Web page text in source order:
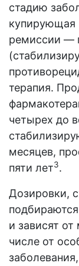
стадию
купирующая
ремиссии —
терапия.
четырех до
месяцев,
пяти лет3.
Дозировки,
и зависят
числе от